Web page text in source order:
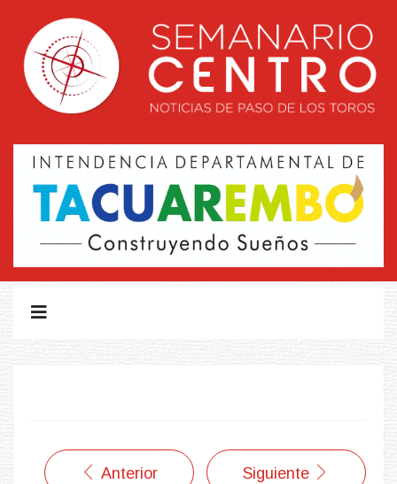
Anterior Siguiente